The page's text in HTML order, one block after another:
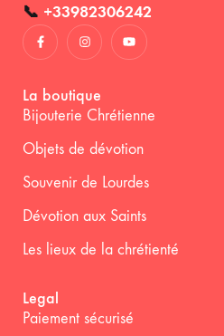
📞 +33982306242
La boutique
Bijouterie Chrétienne
Objets de dévotion
Souvenir de Lourdes
Dévotion aux Saints
Les lieux de la chrétienté
Legal
Paiement sécurisé